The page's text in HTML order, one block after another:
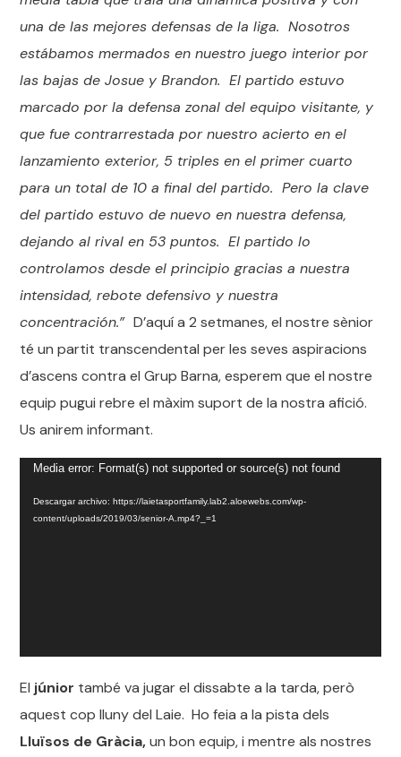
una de las mejores defensas de la liga. Nosotros
estábamos mermados en nuestro juego interior por
las bajas de Josue y Brandon. El partido estuvo
marcado por la defensa zonal del equipo visitante, y
que fue contrarrestada por nuestro acierto en el
lanzamiento exterior, 5 triples en el primer cuarto
para un total de 10 a final del partido. Pero la clave
del partido estuvo de nuevo en nuestra defensa,
dejando al rival en 53 puntos. El partido lo
controlamos desde el principio gracias a nuestra
intensidad, rebote defensivo y nuestra
concentración.”D’aquí a 2 setmanes, el nostre sènior
té un partit transcendental per les seves aspiracions
d’ascens contra el Grup Barna, esperem que el nostre
equip pugui rebre el màxim suport de la nostra afició.
Us anirem informant.
Reproductor
de
vídeo
Media error: Format(s) not supported or source(s) not found
Descargar archivo: https://laietasportfamily.lab2.aloewebs.com/wp-
content/uploads/2019/03/senior-A.mp4?_=1
El júnior també va jugar el dissabte a la tarda, però
aquest cop lluny del Laie. Ho feia a la pista dels
Lluïsos de Gràcia,un bon equip, i mentre als nostres